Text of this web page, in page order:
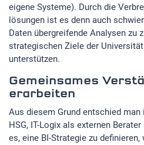
eigene Systeme). Durch die
lösungen ist es denn auch
Daten übergreifende Analysen zu
strategischen Ziele der
unterstützen.
Gemeinsames
erarbeiten
Aus diesem Grund entschied man
HSG, IT-Logix als externen
es, eine BI-Strategie zu definieren,